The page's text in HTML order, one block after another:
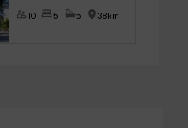
10 5 5 38km